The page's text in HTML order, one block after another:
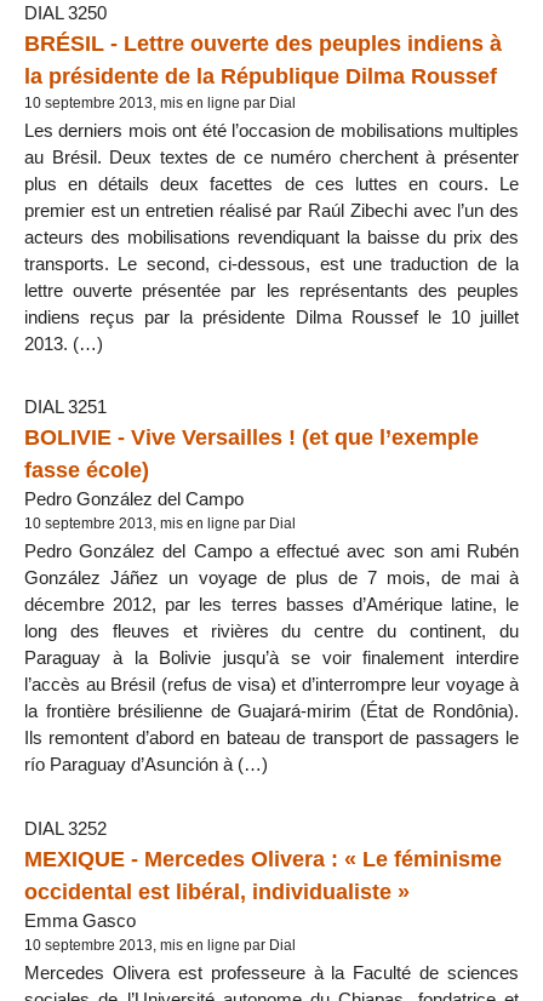
DIAL 3250
BRÉSIL - Lettre ouverte des peuples indiens à
la présidente de la République Dilma Roussef
10 septembre 2013, mis en ligne par Dial
Les derniers mois ont été l’occasion de mobilisations multiples
au Brésil. Deux textes de ce numéro cherchent à présenter
plus en détails deux facettes de ces luttes en cours. Le
premier est un entretien réalisé par Raúl Zibechi avec l’un des
acteurs des mobilisations revendiquant la baisse du prix des
transports. Le second, ci-dessous, est une traduction de la
lettre ouverte présentée par les représentants des peuples
indiens reçus par la présidente Dilma Roussef le 10 juillet
2013. (…)
DIAL 3251
BOLIVIE - Vive Versailles ! (et que l’exemple
fasse école)
Pedro González del Campo
10 septembre 2013, mis en ligne par Dial
Pedro González del Campo a effectué avec son ami Rubén
González Jáñez un voyage de plus de 7 mois, de mai à
décembre 2012, par les terres basses d’Amérique latine, le
long des fleuves et rivières du centre du continent, du
Paraguay à la Bolivie jusqu’à se voir finalement interdire
l’accès au Brésil (refus de visa) et d’interrompre leur voyage à
la frontière brésilienne de Guajará-mirim (État de Rondônia).
Ils remontent d’abord en bateau de transport de passagers le
río Paraguay d’Asunción à (…)
DIAL 3252
MEXIQUE - Mercedes Olivera : « Le féminisme
occidental est libéral, individualiste »
Emma Gasco
10 septembre 2013, mis en ligne par Dial
Mercedes Olivera est professeure à la Faculté de sciences